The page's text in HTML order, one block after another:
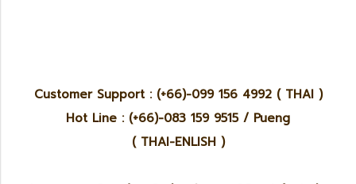
Customer Support : (+66)-099 156 4992 ( THAI )
Hot Line : (+66)-083 159 9515 / Pueng
( THAI-ENLISH )